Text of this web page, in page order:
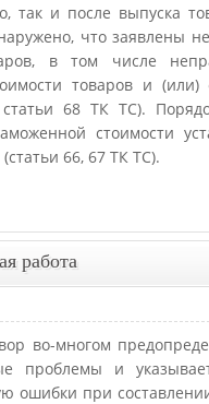
так и после выпуска
что заявлены
в том числе
товаров и (или)
68 ТК ТС).
стоимости
66, 67 ТК ТС).
работа
во-многом
проблемы и
ошибки при